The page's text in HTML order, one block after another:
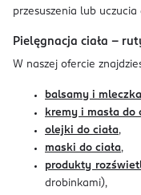
przesuszenia lub
Pielęgnacja ciała –
W naszej ofercie
balsamy i
kremy i masła do
olejki do ciała,
maski do ciała,
produkty
drobinkami),